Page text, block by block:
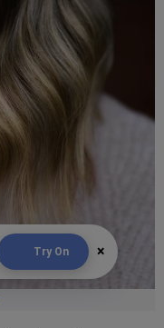
Try On ×